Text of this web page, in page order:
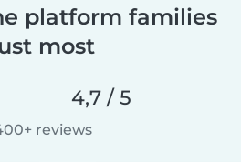
platform families
most
4,7 / 5
reviews